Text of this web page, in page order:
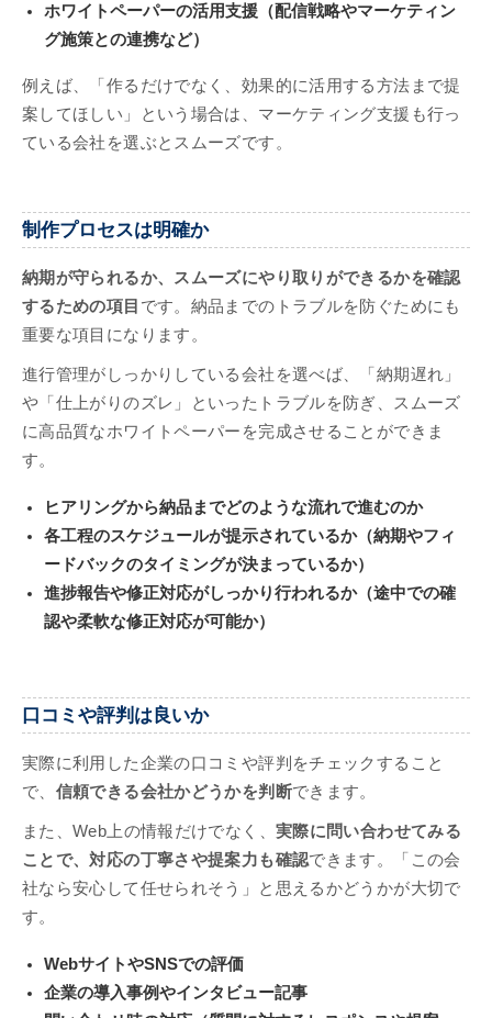
ホワイトペーパーの活用支援（配信戦略やマーケティン
グ施策との連携など）
例えば、「作るだけでなく、効果的に活用する方法まで提
案してほしい」という場合は、マーケティング支援も行っ
ている会社を選ぶとスムーズです。
制作プロセスは明確か
納期が守られるか、スムーズにやり取りができるかを確認
するための項目 です。納品までのトラブルを防ぐためにも
重要な項目になります。
進行管理がしっかりしている会社を選べば、「納期遅れ」
や「仕上がりのズレ」といったトラブルを防ぎ、スムーズ
に高品質なホワイトペーパーを完成させることができま
す。
ヒアリングから納品までどのような流れで進むのか
各工程のスケジュールが提示されているか（納期やフィ
ードバックのタイミングが決まっているか）
進捗報告や修正対応がしっかり行われるか（途中での確
認や柔軟な修正対応が可能か）
口コミや評判は良いか
実際に利用した企業の口コミや評判をチェックすること
で、 信頼できる会社かどうかを判断できます。
また、Web上の情報だけでなく、 実際に問い合わせてみる
ことで、対応の丁寧さや提案力も確認できます。「この会
社なら安心して任せられそう」と思えるかどうかが大切で
す。
WebサイトやSNSでの評価
企業の導入事例やインタビュー記事